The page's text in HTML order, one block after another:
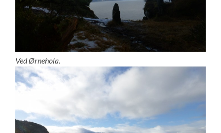
Ved Ørnehola.